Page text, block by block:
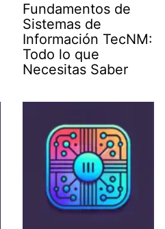
Fundamentos de
Sistemas de
Información TecNM:
Todo lo que
Necesitas Saber